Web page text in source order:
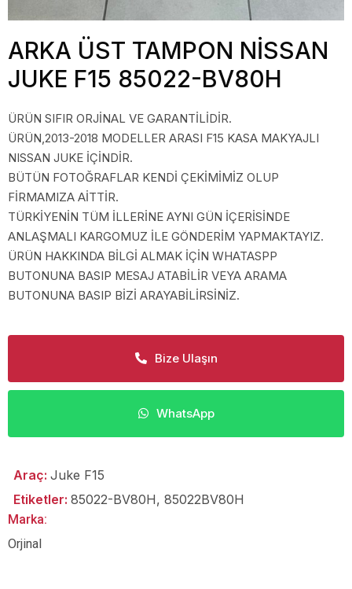
ARKA ÜST TAMPON NİSSAN
JUKE F15 85022-BV80H
ÜRÜN SIFIR ORJİNAL VE GARANTİLİDİR.
ÜRÜN,2013-2018 MODELLER ARASI F15 KASA MAKYAJLI
NISSAN JUKE İÇİNDİR.
BÜTÜN FOTOĞRAFLAR KENDİ ÇEKİMİMİZ OLUP
FİRMAMIZA AİTTİR.
TÜRKİYENİN TÜM İLLERİNE AYNI GÜN İÇERİSİNDE
ANLAŞMALI KARGOMUZ İLE GÖNDERİM YAPMAKTAYIZ.
ÜRÜN HAKKINDA BİLGİ ALMAK İÇİN WHATASPP
BUTONUNA BASIP MESAJ ATABİLİR VEYA ARAMA
BUTONUNA BASIP BİZİ ARAYABİLİRSİNİZ.
Bize Ulaşın
WhatsApp
Araç: Juke F15
Etiketler: 85022-BV80H, 85022BV80H
Marka:
Orjinal